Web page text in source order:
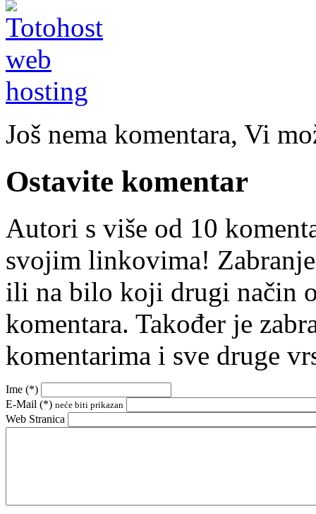
Još nema komentara, Vi
Ostavite komentar
Autori s više od 10
svojim linkovima!
ili na bilo koji drugi način
komentara. Također je
komentarima i sve druge
Ime (*)
E-Mail (*) neće biti prikazan
Web Stranica